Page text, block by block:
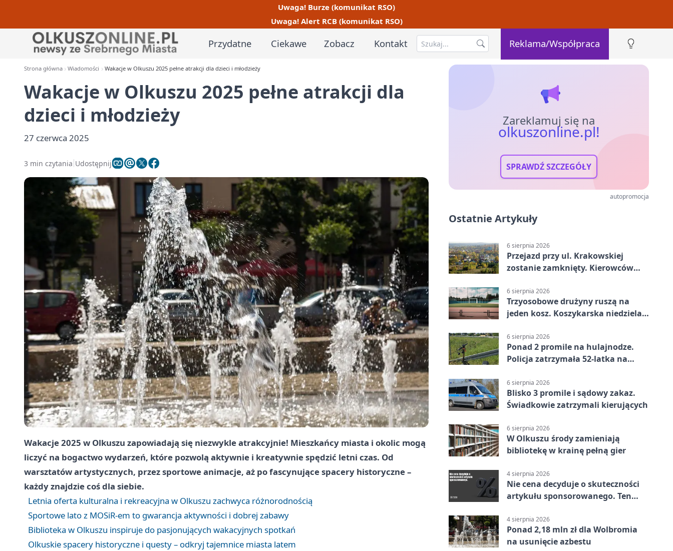
Uwaga! Burze (komunikat RSO)
Uwaga! Alert RCB (komunikat RSO)
Przydatne Ciekawe Zobacz Kontakt Reklama/Współpraca
Strona główna Wiadomości Wakacje w Olkuszu 2025 pełne atrakcji dla dzieci i młodzieży
Wakacje w Olkuszu 2025 pełne atrakcji dla
dzieci i młodzieży
27 czerwca 2025
3 min czytania Udostępnij
Wakacje 2025 w Olkuszu zapowiadają się niezwykle atrakcyjnie! Mieszkańcy miasta i okolic mogą
liczyć na bogactwo wydarzeń, które pozwolą aktywnie i kreatywnie spędzić letni czas. Od
warsztatów artystycznych, przez sportowe animacje, aż po fascynujące spacery historyczne –
każdy znajdzie coś dla siebie.
Letnia oferta kulturalna i rekreacyjna w Olkuszu zachwyca różnorodnością
Sportowe lato z MOSiR-em to gwarancja aktywności i dobrej zabawy
Biblioteka w Olkuszu inspiruje do pasjonujących wakacyjnych spotkań
Olkuskie spacery historyczne i questy – odkryj tajemnice miasta latem
Zareklamuj się na
olkuszonline.pl!
SPRAWDŹ SZCZEGÓŁY
autopromocja
Ostatnie Artykuły
6 sierpnia 2026
Przejazd przy ul. Krakowskiej
zostanie zamknięty. Kierowców
6 sierpnia 2026
Trzyosobowe drużyny ruszą na
jeden kosz. Koszykarska niedziela
6 sierpnia 2026
Ponad 2 promile na hulajnodze.
Policja zatrzymała 52-latka na
6 sierpnia 2026
Blisko 3 promile i sądowy zakaz.
Świadkowie zatrzymali kierujących
6 sierpnia 2026
W Olkuszu środy zamieniają
bibliotekę w krainę pełną gier
4 sierpnia 2026
Nie cena decyduje o skuteczności
artykułu sponsorowanego. Ten
4 sierpnia 2026
Ponad 2,18 mln zł dla Wolbromia
na usunięcie azbestu